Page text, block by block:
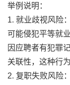
举例说明：
1. 就业歧视风险
可能侵犯平等就
因应聘者有犯罪
关联性，这种行
2. 复职失败风险